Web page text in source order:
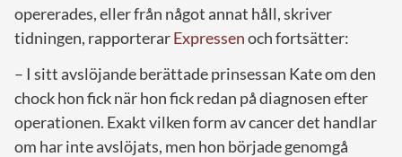
opererades, eller från något annat håll, skriver
tidningen, rapporterarExpressenoch fortsätter:
– I sitt avslöjande berättade prinsessan Kate om den
chock hon fick när hon fick redan på diagnosen efter
operationen. Exakt vilken form av cancer det handlar
om har inte avslöjats, men hon började genomgå